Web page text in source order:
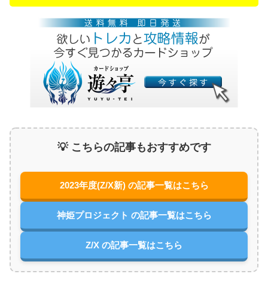
💡 こちらの記事もおすすめです
2023年度(Z/X新) の記事一覧はこちら
神姫プロジェクト の記事一覧はこちら
Z/X の記事一覧はこちら